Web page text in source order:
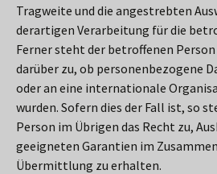
Tragweite und die angestrebten
derartigen Verarbeitung für die
Ferner steht der betroffenen
darüber zu, ob personenbezogene
oder an eine internationale
wurden. Sofern dies der Fall ist, so
Person im Übrigen das Recht zu,
geeigneten Garantien im
Übermittlung zu erhalten.